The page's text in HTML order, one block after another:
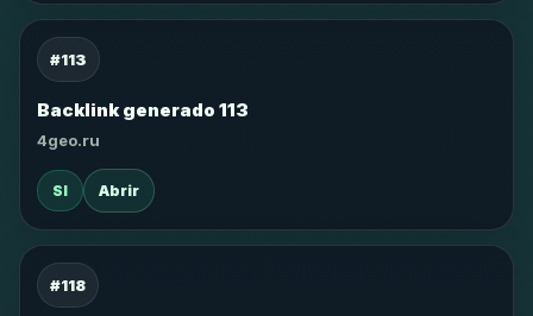
#113
Backlink generado 113
4geo.ru
SI Abrir
#118